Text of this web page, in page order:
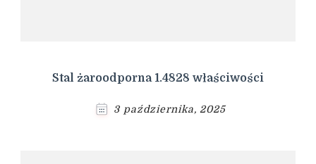
Stal żaroodporna 1.4828 właściwości
3 października, 2025